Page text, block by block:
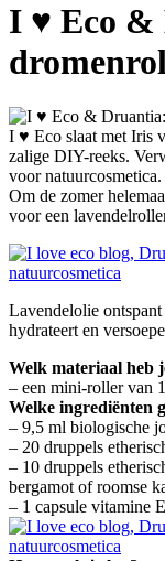
I ♥ Eco &
I ♥ Eco slaat met Iris
zalige DIY-reeks.
voor natuurcosmetica.
Om de zomer
voor een
Lavendelolie
hydrateert en
Welk materiaal heb
– een mini-roller van
Welke ingrediënten
– 9,5 ml biologische
– 20 druppels
– 10 druppels
bergamot of roomse
– 1 capsule vitamine E